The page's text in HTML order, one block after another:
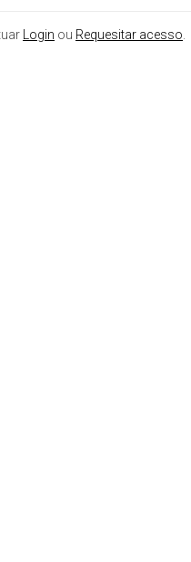
Login ou Requesitar acesso.